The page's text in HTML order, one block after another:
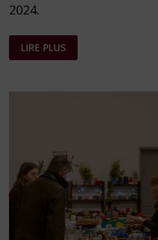
2024.
MARCHÉ
DE
NOËL
2024
LIRE PLUS